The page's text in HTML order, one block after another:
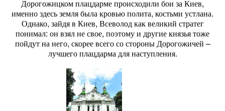
Дорогожицком плацдарме происходили бои за Киев,
именно здесь земля была кровью полита, костьми устлана.
Однако, зайдя в Киев, Всеволод как великий стратег
понимал: он взял не свое, поэтому и другие князья тоже
пойдут на него, скорее всего со стороны Дорогожичей –
лучшего плацдарма для наступления.